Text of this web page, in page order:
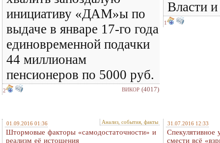
инициативу «ДАМ»ы по
выдаче в январе 17-го года
единовременной подачки
44 миллионам
пенсионеров по 5000 руб.
2 ВИКОР (4017)
Власти
1
01.09.2016 01:36 Анализ, события, факты
Штормовые факторы «самодостаточности» и
реализм её истощения
31.07.2016 12:33
Спекулятивное
смести всё